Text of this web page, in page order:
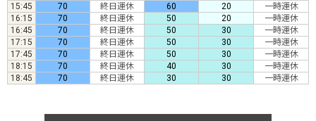
15:45
70 終日運休 60 20
一時運休
16:15
70 終日運休 50 20
一時運休
16:45
70 終日運休 50 30
一時運休
17:15
70 終日運休 50 30
一時運休
17:45
70 終日運休 50 30
一時運休
18:15
70 終日運休 40 30
一時運休
18:45
70 終日運休 30 30 一時運休